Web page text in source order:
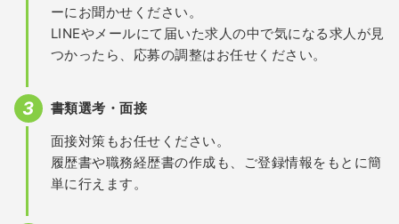
ーにお聞かせください。
LINEやメールにて届いた求人の中で気になる求人が見
つかったら、応募の調整はお任せください。
書類選考・面接
面接対策もお任せください。
履歴書や職務経歴書の作成も、ご登録情報をもとに簡
単に行えます。